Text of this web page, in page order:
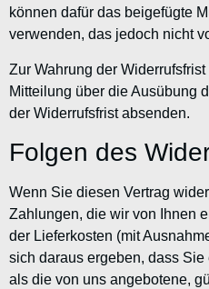
können dafür das beigefügte
verwenden, das jedoch nicht
Zur Wahrung der
Mitteilung über die Ausübung
der Widerrufsfrist absenden.
Folgen des
Wenn Sie diesen Vertrag
Zahlungen, die wir von Ihnen
der Lieferkosten (mit
sich daraus ergeben, dass
als die von uns angebotene,